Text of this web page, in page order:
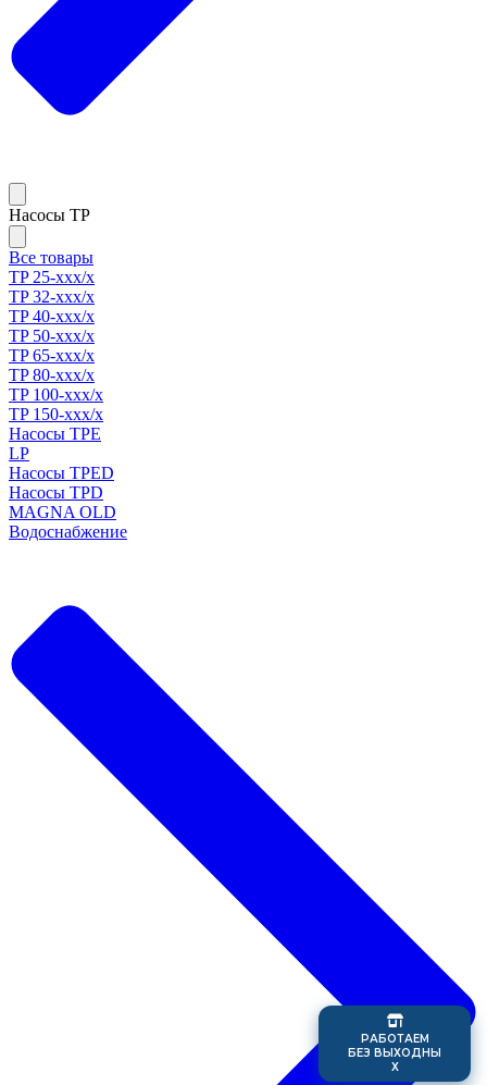
Насосы TP
Все товары
TP 25-xxx/x
TP 32-xxx/x
TP 40-xxx/x
TP 50-xxx/x
TP 65-xxx/x
TP 80-xxx/x
TP 100-xxx/x
TP 150-xxx/x
Насосы TPE
LP
Насосы TPED
Насосы TPD
MAGNA OLD
Водоснабжение
РАБОТАЕМ
БЕЗ ВЫХОДНЫ
Х